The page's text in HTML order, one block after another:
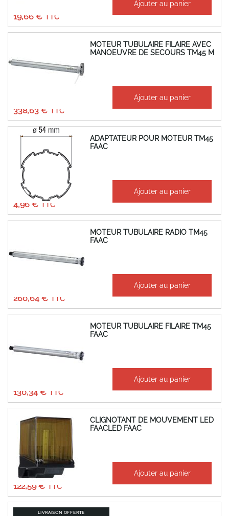
19,66 €
Ajouter au panier
MOTEUR TUBULAIRE FILAIRE AVEC
MANOEUVRE DE SECOURS TM45 M
338,63 €
Ajouter au panier
ADAPTATEUR POUR MOTEUR TM45
FAAC
À partir de
4,96 €
4,13 € Ajouter au panier
MOTEUR TUBULAIRE RADIO TM45
FAAC
260,64 €
Ajouter au panier
MOTEUR TUBULAIRE FILAIRE TM45
FAAC
130,34 €
Ajouter au panier
CLIGNOTANT DE MOUVEMENT LED
FAACLED FAAC
À partir de
122,59 €
102,16 € Ajouter au panier
LIVRAISON OFFERTE